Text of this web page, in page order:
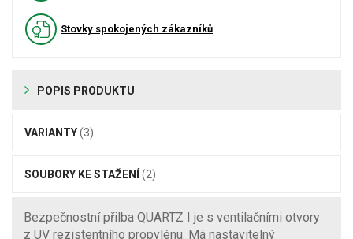
Stovky spokojených zákazníků
POPIS PRODUKTU
VARIANTY(3)
SOUBORY KE STAŽENÍ (2)
Bezpečnostní přilba QUARTZ I je s ventilačními otvory
z UV rezistentního propylénu. Má nastavitelný